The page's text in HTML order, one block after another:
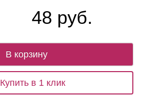
48 руб.
В корзину
Купить в 1 клик